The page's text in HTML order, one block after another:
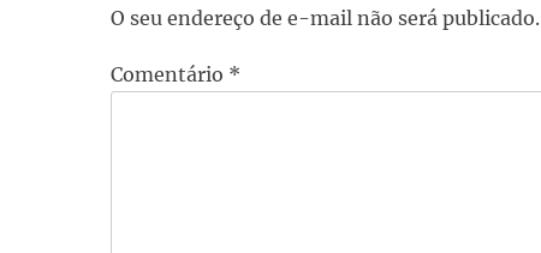
O seu endereço de e-mail não será publicado.
Comentário *